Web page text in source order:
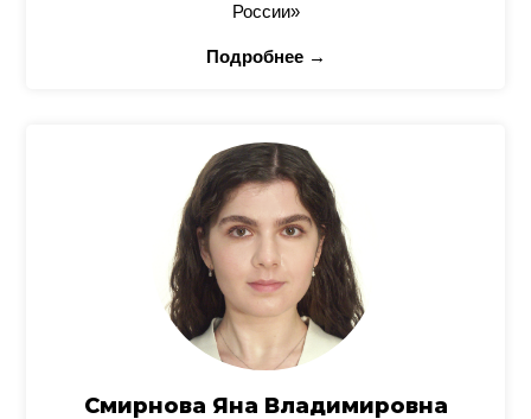
России»
Подробнее →
Смирнова Яна Владимировна